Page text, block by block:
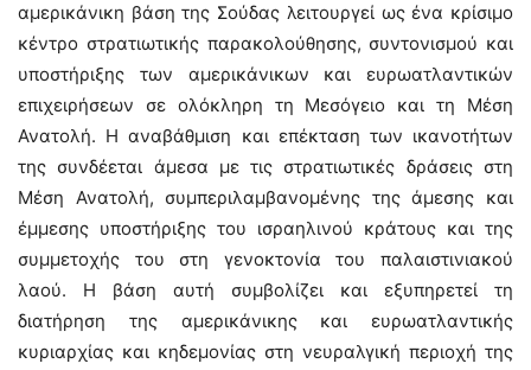
αμερικάνικη βάση της Σούδας λειτουργεί ως ένα κρίσιμο
κέντρο στρατιωτικής παρακολούθησης, συντονισμού και
υποστήριξης των αμερικάνικων και ευρωατλαντικών
επιχειρήσεων σε ολόκληρη τη Μεσόγειο και τη Μέση
Ανατολή. Η αναβάθμιση και επέκταση των ικανοτήτων
της συνδέεται άμεσα με τις στρατιωτικές δράσεις στη
Μέση Ανατολή, συμπεριλαμβανομένης της άμεσης και
έμμεσης υποστήριξης του ισραηλινού κράτους και της
συμμετοχής του στη γενοκτονία του παλαιστινιακού
λαού. Η βάση αυτή συμβολίζει και εξυπηρετεί τη
διατήρηση της αμερικάνικης και ευρωατλαντικής
κυριαρχίας και κηδεμονίας στη νευραλγική περιοχή της